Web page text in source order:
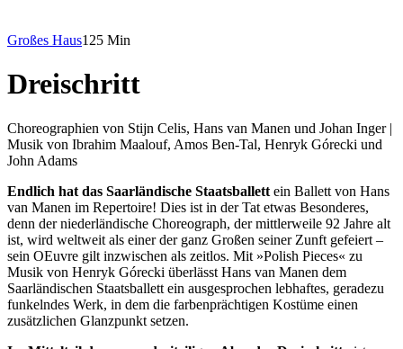
Großes Haus125 Min
Dreischritt
Choreographien von Stijn Celis, Hans van Manen und Johan Inger |
Musik von Ibrahim Maalouf, Amos Ben-Tal, Henryk Górecki und
John Adams
Endlich hat das Saarländische Staatsballett ein Ballett von Hans
van Manen im Repertoire! Dies ist in der Tat etwas Besonderes,
denn der niederländische Choreograph, der mittlerweile 92 Jahre alt
ist, wird weltweit als einer der ganz Großen seiner Zunft gefeiert –
sein OEuvre gilt inzwischen als zeitlos. Mit »Polish Pieces« zu
Musik von Henryk Górecki überlässt Hans van Manen dem
Saarländischen Staatsballett ein ausgesprochen lebhaftes, geradezu
funkelndes Werk, in dem die farbenprächtigen Kostüme einen
zusätzlichen Glanzpunkt setzen.